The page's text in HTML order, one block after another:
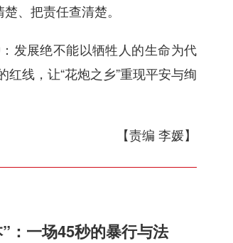
、把责任查清楚。
发展绝不能以牺牲人的生命为代
线，让“花炮之乡”重现平安与绚
【责编 李媛】
：一场45秒的暴行与法